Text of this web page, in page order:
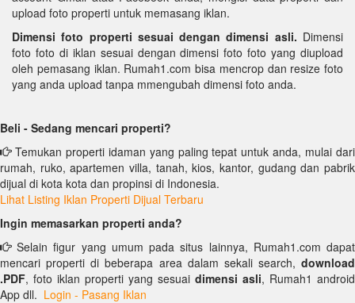
upload foto properti untuk memasang iklan.
Dimensi foto properti sesuai dengan dimensi asli. Dimensi
foto foto di iklan sesuai dengan dimensi foto foto yang diupload
oleh pemasang iklan. Rumah1.com bisa mencrop dan resize foto
yang anda upload tanpa mmengubah dimensi foto anda.
Beli - Sedang mencari properti?
Temukan properti idaman yang paling tepat untuk anda, mulai dari
rumah, ruko, apartemen villa, tanah, kios, kantor, gudang dan pabrik
dijual di kota kota dan propinsi di Indonesia.
Lihat Listing Iklan Properti Dijual Terbaru
Ingin memasarkan properti anda?
Selain figur yang umum pada situs lainnya, Rumah1.com dapat
mencari properti di beberapa area dalam sekali search, download
.PDF, foto iklan properti yang sesuai dimensi asli, Rumah1 android
App dll. Login - Pasang Iklan